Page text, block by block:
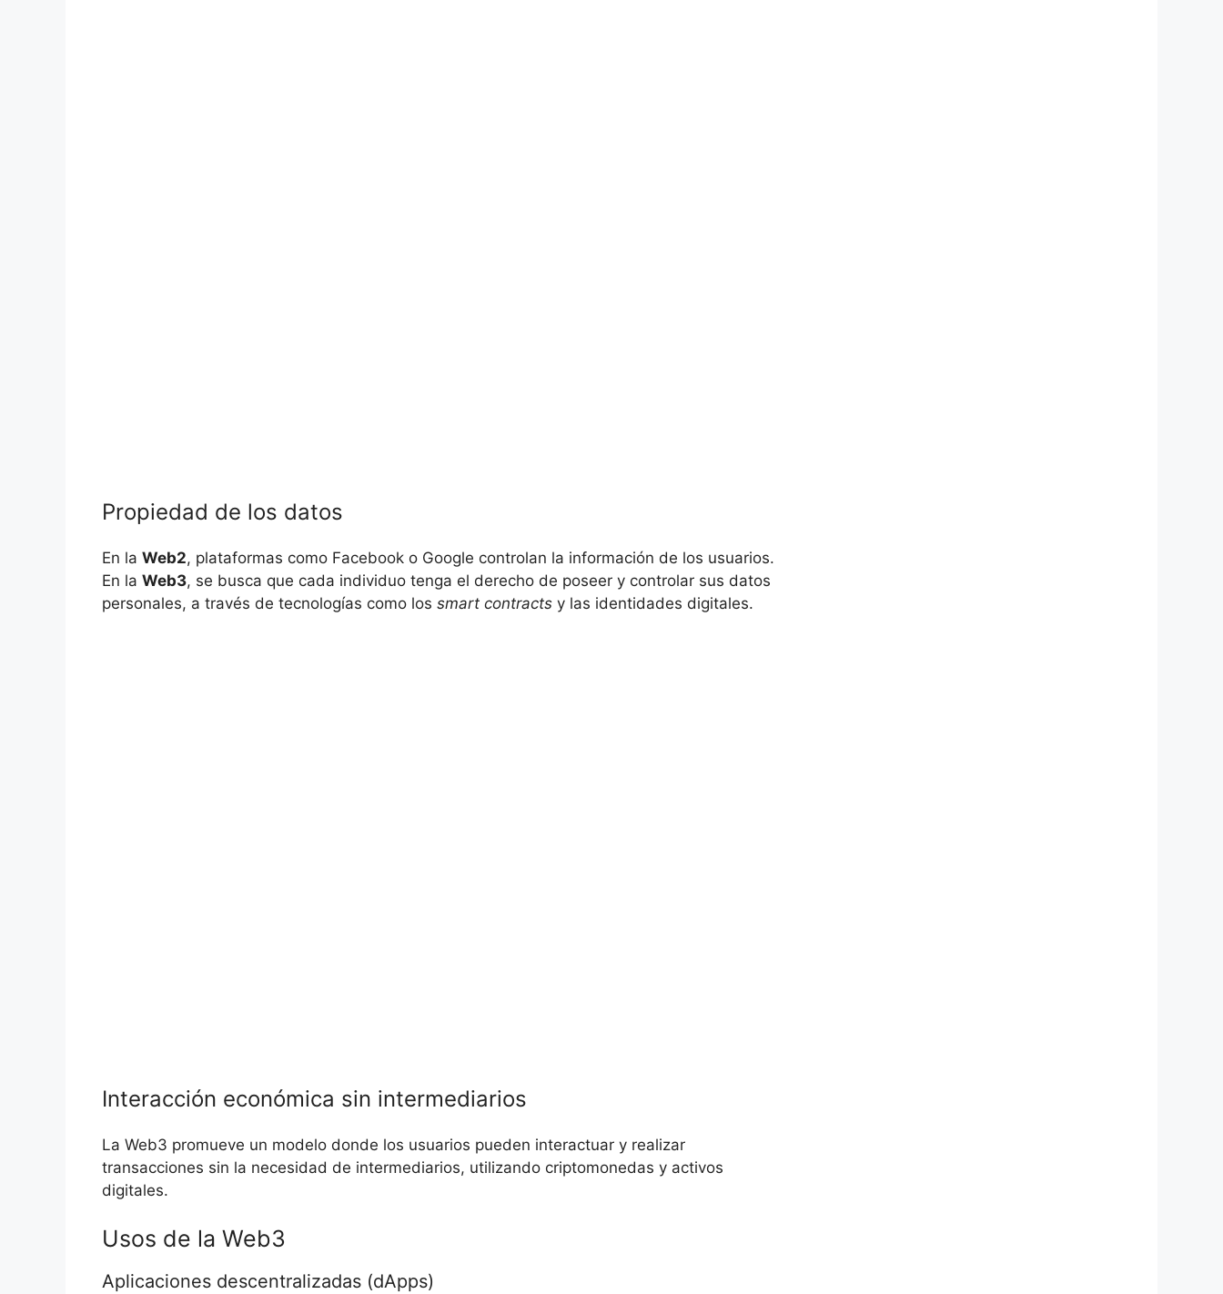
Propiedad de los ​datos
En la Web2, plataformas como Facebook o Google controlan la información de los usuarios.
En la⁣ Web3,‌ se busca que‌ cada ​individuo ⁢tenga el derecho de poseer y⁢ controlar sus datos
personales, a través de tecnologías como los‍ smart contracts y las‍ identidades digitales.
Interacción económica‌ sin intermediarios
La Web3 promueve un modelo donde los usuarios pueden interactuar y realizar
transacciones sin la necesidad de intermediarios, utilizando criptomonedas y activos
digitales.
Usos de la Web3
Aplicaciones descentralizadas (dApps)